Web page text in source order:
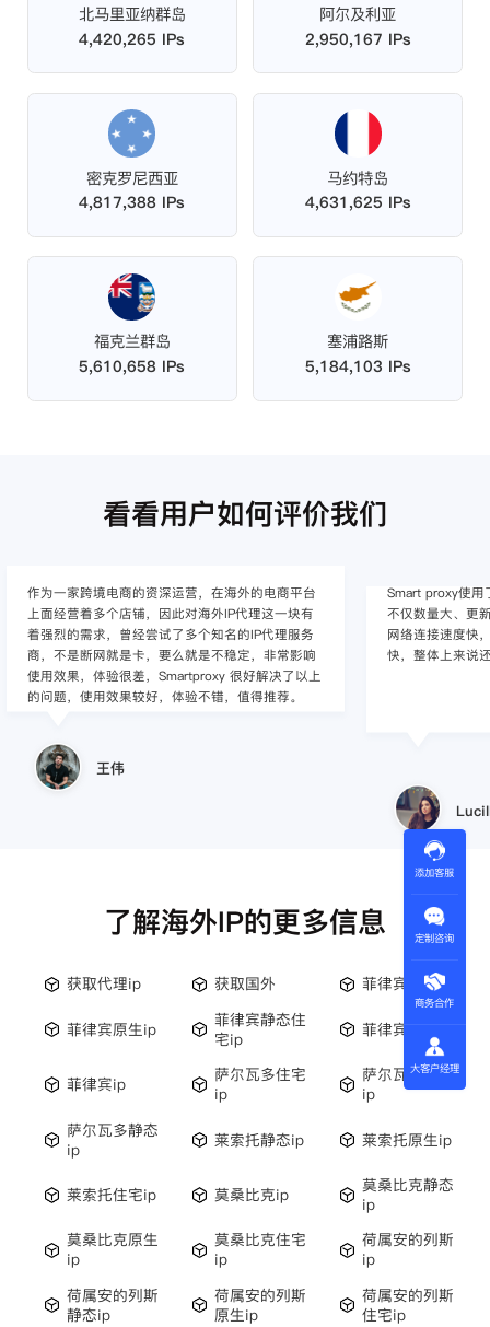
北马里亚纳群岛
4,420,265 IPs
阿尔及利亚
2,950,167 IPs
密克罗尼西亚
4,817,388 IPs
马约特岛
4,631,625 IPs
福克兰群岛
5,610,658 IPs
塞浦路斯
5,184,103 IPs
看看用户如何评价我们
作为一家跨境电商的资深运营，在海外的电商平台
上面经营着多个店铺，因此对海外IP代理这一块有
着强烈的需求，曾经尝试了多个知名的IP代理服务
商，不是断网就是卡，要么就是不稳定，非常影响
使用效果，体验很差，Smartproxy 很好解决了以上
的问题，使用效果较好，体验不错，值得推荐。
王伟
Smart proxy使用
不仅数量大、更
网络连接速度快
快，整体上来说
了解海外IP的更多信息
获取代理ip 获取国外 菲律宾住宅ip
菲律宾原生ip
菲律宾静态住
宅ip
菲律宾静态ip
菲律宾ip
萨尔瓦多住宅
ip
萨尔瓦多原生
ip
萨尔瓦多静态
ip
莱索托静态ip 莱索托原生ip
莱索托住宅ip 莫桑比克ip
莫桑比克静态
ip
莫桑比克原生
ip
莫桑比克住宅
ip
荷属安的列斯
ip
荷属安的列斯
静态ip
荷属安的列斯
原生ip
荷属安的列斯
住宅ip
添加客服
定制咨询
商务合作
大客户经理